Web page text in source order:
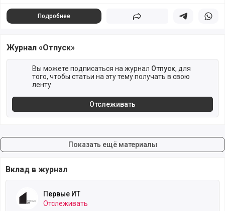
Подробнее Поделиться Поделиться в
Журнал «Отпуск»
Вы можете подписаться на журнал Отпуск, для
того, чтобы статьи на эту тему получать в свою
ленту
Отслеживать
Показать ещё материалы
Вклад в журнал
Первые ИТ
Отслеживать